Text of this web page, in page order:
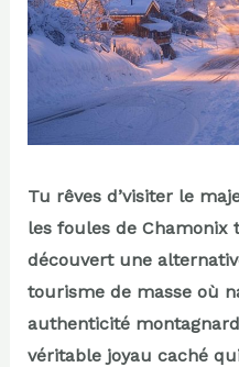
Tu rêves d’visiter le
les foules de Chamonix
découvert une
tourisme de masse où
authenticité
véritable joyau caché